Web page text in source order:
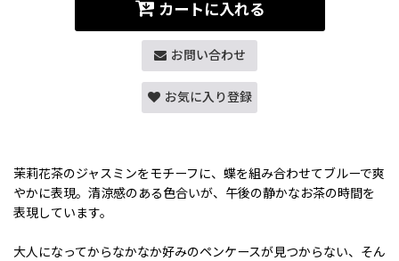
カートに入れる
お問い合わせ
お気に入り登録
茉莉花茶のジャスミンをモチーフに、蝶を組み合わせてブルーで爽
やかに表現。清涼感のある色合いが、午後の静かなお茶の時間を
表現しています。
大人になってからなかなか好みのペンケースが見つからない、そん